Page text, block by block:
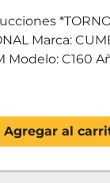
Marca:
Modelo: C160
Agregar al